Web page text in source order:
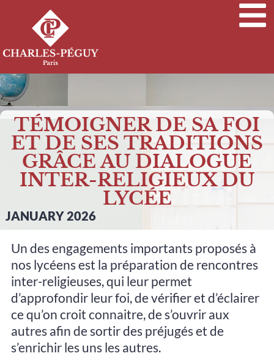
TÉMOIGNER DE SA FOI
ET DE SES TRADITIONS
GRÂCE AU DIALOGUE
INTER-RELIGIEUX DU
LYCÉE
JANUARY 2026
Un des engagements importants proposés à
nos lycéens est la préparation de rencontres
inter-religieuses, qui leur permet
d’approfondir leur foi, de vérifier et d’éclairer
ce qu’on croit connaitre, de s’ouvrir aux
autres afin de sortir des préjugés et de
s’enrichir les uns les autres.